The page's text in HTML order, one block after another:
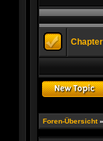
Keine
Foren-Übersicht»